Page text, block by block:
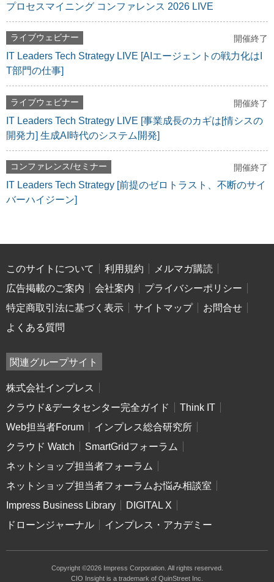
プロセスマイニング コンファレンス 2026 LIVE
ライブウェビナー 開催終了
IT Leaders Tech Strategy LIVE [AIエージェントの戦力化はI
T部門の仕事]
ライブウェビナー 開催終了
IT Leaders Tech Strategy LIVE [事業成長のカギは[情シスの
開発力] 生成AI時代のシステム開発]
コンファレンス/セミナー 開催終了
IT Leaders Tech Strategy [前提のゼロトラスト、不断のサイ
バーハイジーン]
このサイトについて 利用規約
メルマガ購読
広告掲載のご案内
会社案内
プライバシーポリシー
特定商取引法に基づく表示
サイトマップ
お問合せ
よくある質問
関連グループサイト
株式会社インプレス
クラウド&データセンター完全ガイド
Think IT
Web担当者Forum
インプレス総合研究所
クラウド Watch
SmartGridフォーラム
ネットショップ担当者フォーラム
ネットショップ担当者フォーラムお悩み相談室
Impress Business Library
DIGITAL X
ドローンジャーナル
インプレス・アカデミー
Copyright ©2026 Impress Corporation. All rights reserved.
CIO Insight is a trademark of QuinStreet Inc.